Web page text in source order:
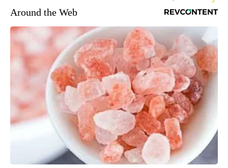
Around the Web